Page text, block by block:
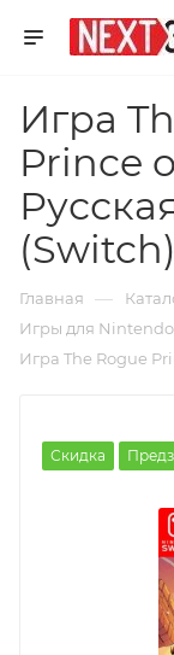
Игра
Prince
(Switch)
Главная —
Игры для
Игра The Rogue
Скидка